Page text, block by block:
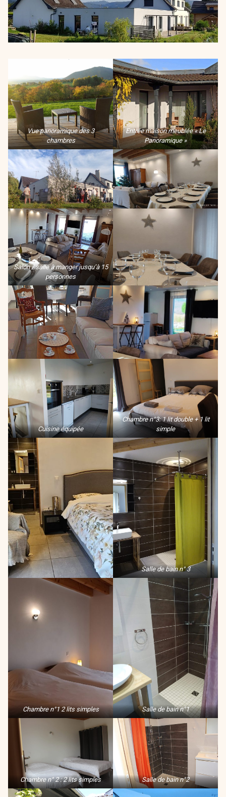
Vue panoramique des 3
chambres
Entrée maison meublée « Le
Panoramique »
Salon / salle à manger jusqu’à 15
personnes
Cuisine équipée
Chambre n°3: 1 lit double + 1 lit
simple
Salle de bain n° 3
Chambre n°1 2 lits simples Salle de bain n°1
Chambre n° 2 : 2 lits simples Salle de bain n°2